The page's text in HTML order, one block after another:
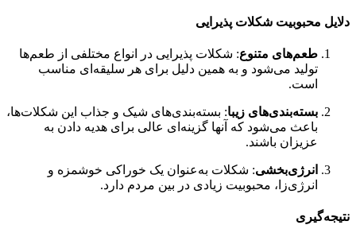
دلایل محبوبیت شکلات پذیرایی
طعم‌های متنوع: شکلات پذیرایی در انواع مختلفی از طعم‌ها
تولید می‌شود و به همین دلیل برای هر سلیقه‌ای مناسب
است.
بسته‌بندی‌های زیبا: بسته‌بندی‌های شیک و جذاب این شکلات‌ها،
باعث می‌شود که آنها گزینه‌ای عالی برای هدیه دادن به
عزیزان باشند.
انرژی‌بخشی: شکلات به‌عنوان یک خوراکی خوشمزه و
انرژی‌زا، محبوبیت زیادی در بین مردم دارد.
نتیجه‌گیری